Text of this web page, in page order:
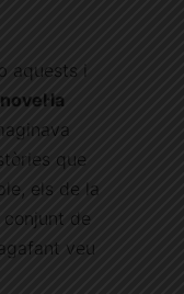
aquests i
novel·la
que
els de la
conjunt de
veu